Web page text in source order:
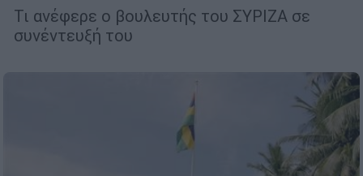
Τι ανέφερε ο βουλευτής του ΣΥΡΙΖΑ σε
συνέντευξή του